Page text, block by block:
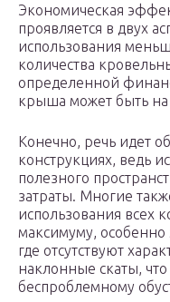
Экономическая
проявляется в двух
использования
количества
определенной
крыша может быть на
Конечно, речь идет
конструкциях, ведь
полезного
затраты. Многие
использования всех
максимуму, особенно
где отсутствуют
наклонные скаты, что
беспроблемному